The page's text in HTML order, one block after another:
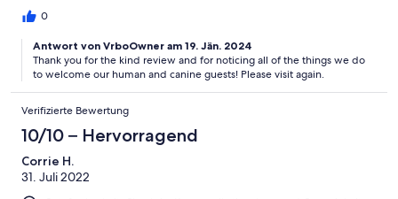
deeply appreciate the fenced in area. It's the perfect size,
their legs. The cabin's deck is a MUST in the mornings. The
sunrises are simply spectacular! Can't wait to return!
0
Antwort von VrboOwner am 19. Jän. 2024
Thank you for the kind review and for noticing all of the things we do
to welcome our human and canine guests! Please visit again.
Verifizierte Bewertung
10/10 – Hervorragend
Corrie H.
31. Juli 2022